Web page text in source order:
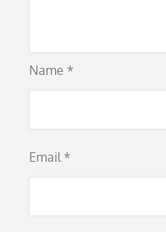
Name *
Email *